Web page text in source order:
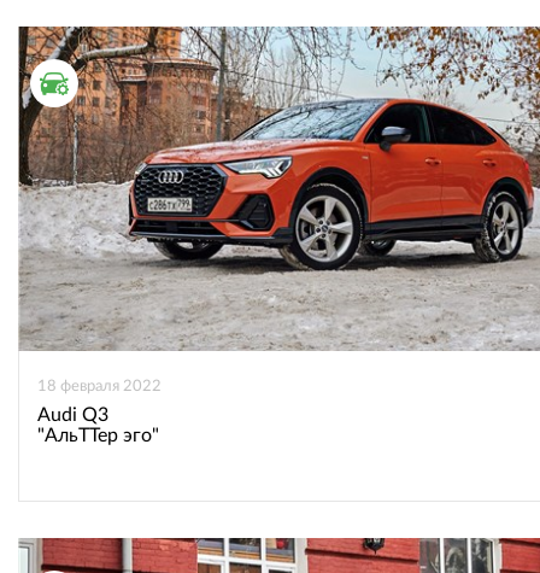
ТЕСТ ДРАЙВ
18 февраля 2022
Audi Q3
"АльТТер эго"